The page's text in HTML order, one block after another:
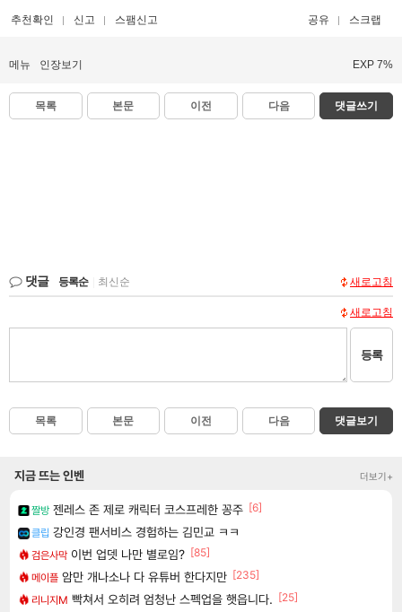
추천확인 신고 스팸신고 공유 스크랩
메뉴 인장보기 EXP 7%
목록 본문 이전 다음 댓글쓰기
댓글 등록순 최신순 새로고침
새로고침
등록
목록 본문 이전 다음 댓글보기
지금 뜨는 인벤 더보기+
짤방 젠레스 존 제로 캐릭터 코스프레한 꽁주 [6]
클립 강인경 팬서비스 경험하는 김민교 ㅋㅋ
검은사막 이번 업뎃 나만 별로임? [85]
메이플 암만 개나소나 다 유튜버 한다지만 [235]
리니지M 빡쳐서 오히려 엄청난 스펙업을 햇읍니다. [25]